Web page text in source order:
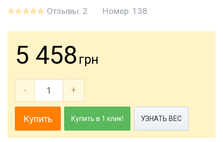
Отзывы: 2 Номер: 138
5 458 грн
- +
Купить Купить в 1 клик! УЗНАТЬ ВЕС